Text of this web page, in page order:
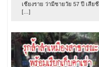
เชียงราย ว่ามีชายวัย 57 ปี เสียชี
[…]